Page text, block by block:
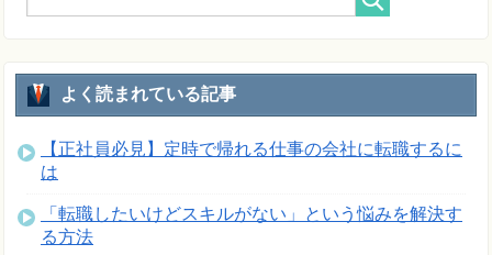
よく読まれている記事
【正社員必見】定時で帰れる仕事の会社に転職するに
は
「転職したいけどスキルがない」という悩みを解決す
る方法